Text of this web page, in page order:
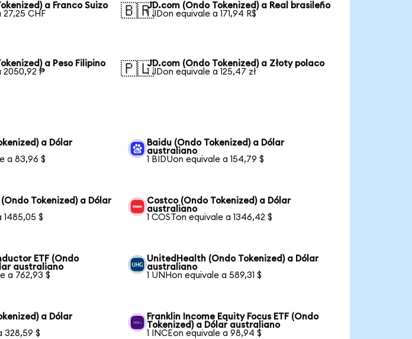
a Franco Suizo
27,25 CHF
🇧🇷JD.com (Ondo Tokenized) a Real brasileño
1 JDon equivale a 171,94 R$
a Peso Filipino
2050,92 ₱
🇵🇱JD.com (Ondo Tokenized) a Złoty polaco
1 JDon equivale a 125,47 zł
a Dólar
a 83,96 $
Baidu (Ondo Tokenized) a Dólar
australiano
1 BIDUon equivale a 154,79 $
Tokenized) a Dólar
1485,05 $
Costco (Ondo Tokenized) a Dólar
australiano
1 COSTon equivale a 1346,42 $
ETF (Ondo
australiano
a 762,93 $
UnitedHealth (Ondo Tokenized) a Dólar
australiano
1 UNHon equivale a 589,31 $
a Dólar
328,59 $
Franklin Income Equity Focus ETF (Ondo
Tokenized) a Dólar australiano
1 INCEon equivale a 98,94 $